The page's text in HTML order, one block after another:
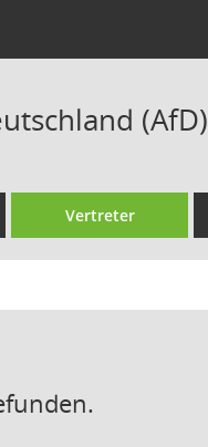
(AfD)
Vertreter